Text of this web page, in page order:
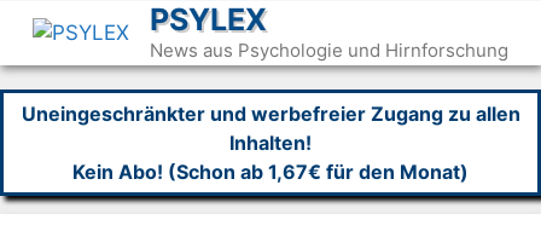
PSYLEX
News aus Psychologie und Hirnforschung
Uneingeschränkter und werbefreier Zugang zu allen
Inhalten!
Kein Abo! (Schon ab 1,67€ für den Monat)